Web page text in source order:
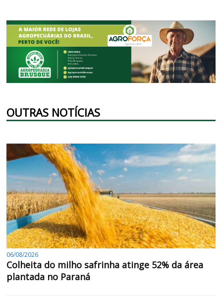
OUTRAS NOTÍCIAS
06/08/2026
Colheita do milho safrinha atinge 52% da área
plantada no Paraná